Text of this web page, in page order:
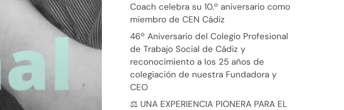
Coach celebra su 10.º aniversario como
miembro de CEN Cádiz
46º Aniversario del Colegio Profesional
de Trabajo Social de Cádiz y
reconocimiento a los 25 años de
colegiación de nuestra Fundadora y
CEO
⚖️ UNA EXPERIENCIA PIONERA PARA EL